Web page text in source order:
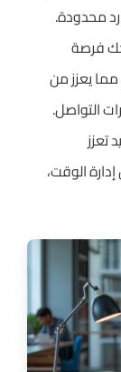
محدودة.
فرصة
يعزز من
التواصل.
تعزز
الوقت،